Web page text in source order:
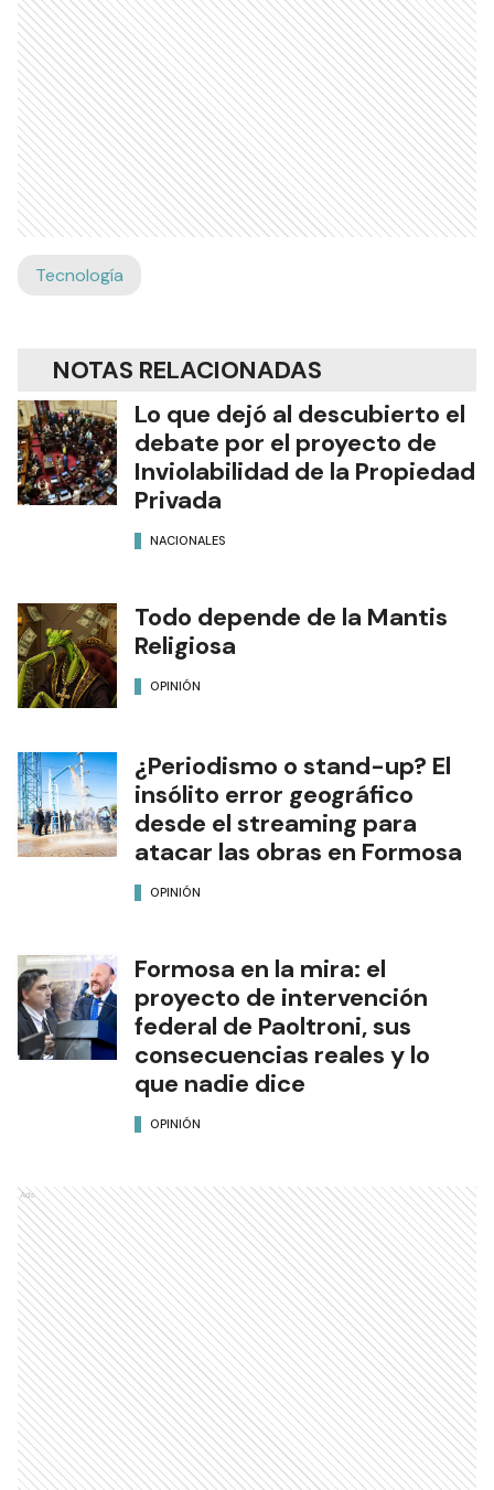
Tecnología
NOTAS RELACIONADAS
Lo que dejó al descubierto el
debate por el proyecto de
Inviolabilidad de la Propiedad
Privada
NACIONALES
Todo depende de la Mantis
Religiosa
OPINIÓN
¿Periodismo o stand-up? El
insólito error geográfico
desde el streaming para
atacar las obras en Formosa
OPINIÓN
Formosa en la mira: el
proyecto de intervención
federal de Paoltroni, sus
consecuencias reales y lo
que nadie dice
OPINIÓN
Ads